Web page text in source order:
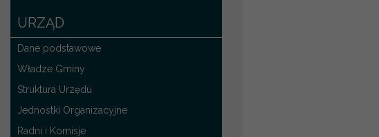
URZĄD
Dane podstawowe
Władze Gminy
Struktura Urzędu
Jednostki Organizacyjne
Radni i Komisje